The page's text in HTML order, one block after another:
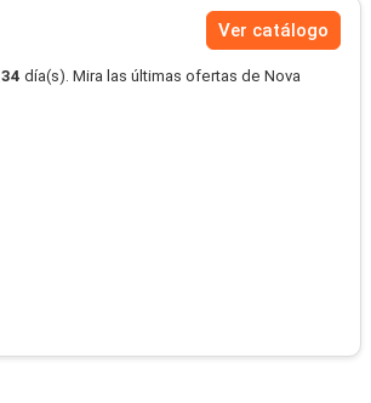
Ver catálogo
34 día(s). Mira las últimas ofertas de Nova